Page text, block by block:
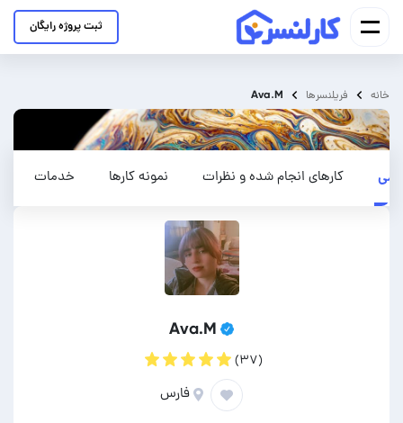
ثبت پروژه رایگان
خانه فریلنسرها Ava.M
خدمات نمونه کارها کارهای انجام شده و نظرات
Ava.M
(۳۷)
فارس